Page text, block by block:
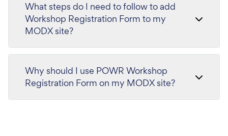
What steps do I need to follow to add
Workshop Registration Form to my
MODX site?
Why should I use POWR Workshop
Registration Form on my MODX site?